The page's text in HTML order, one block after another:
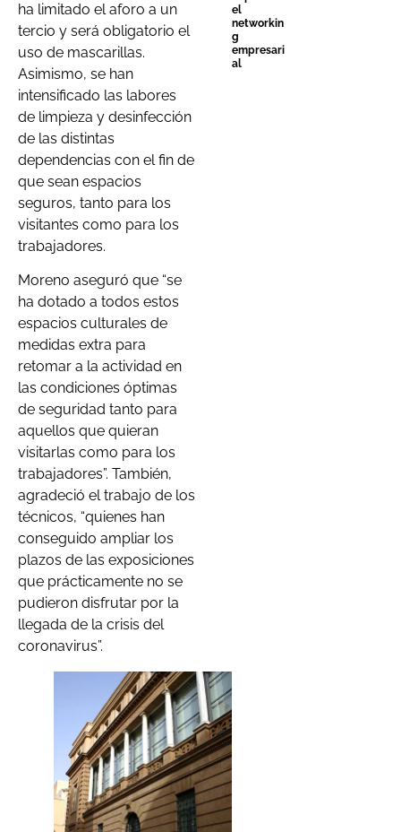
ha limitado el aforo a un
tercio y será obligatorio el
uso de mascarillas.
Asimismo, se han
intensificado las labores
de limpieza y desinfección
de las distintas
dependencias con el fin de
que sean espacios
seguros, tanto para los
visitantes como para los
trabajadores.
Moreno aseguró que “se
ha dotado a todos estos
espacios culturales de
medidas extra para
retomar a la actividad en
las condiciones óptimas
de seguridad tanto para
aquellos que quieran
visitarlas como para los
trabajadores”. También,
agradeció el trabajo de los
técnicos, “quienes han
conseguido ampliar los
plazos de las exposiciones
que prácticamente no se
pudieron disfrutar por la
llegada de la crisis del
coronavirus”.
el
networkin
g
empresari
al